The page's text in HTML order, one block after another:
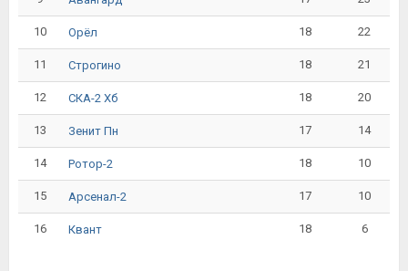
10 Орёл 18 22
11 Строгино 18 21
12 СКА-2 Хб 18 20
13 Зенит Пн 17 14
14 Ротор-2 18 10
15 Арсенал-2 17 10
16 Квант 18 6